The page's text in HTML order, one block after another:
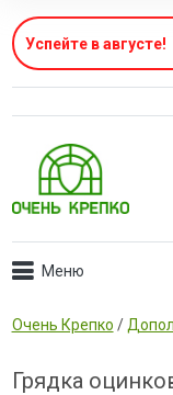
Успейте в августе!
Очень Крепко /
Грядка